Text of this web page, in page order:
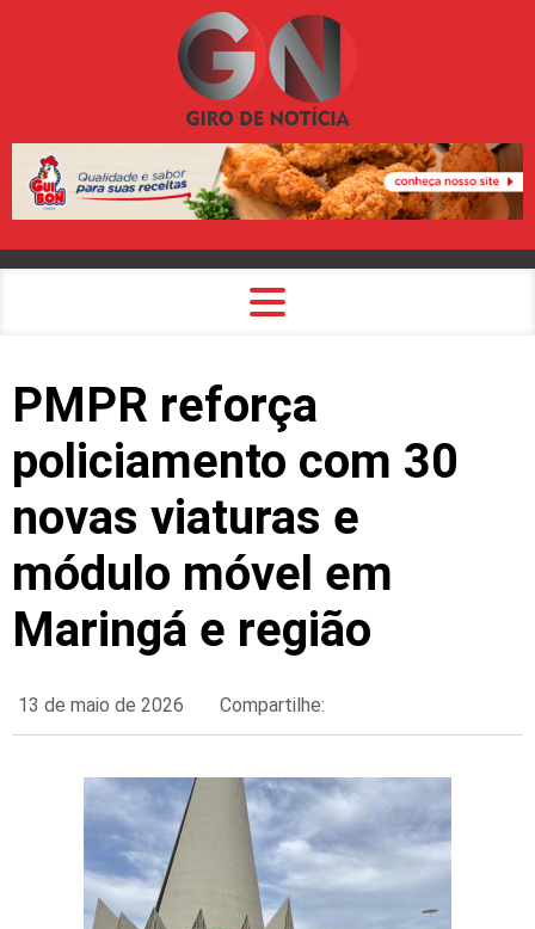
PMPR reforça
policiamento com 30
novas viaturas e
módulo móvel em
Maringá e região
13 de maio de 2026 Compartilhe: